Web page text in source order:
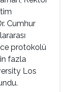
Cumhur
protokolü
fazla
Los